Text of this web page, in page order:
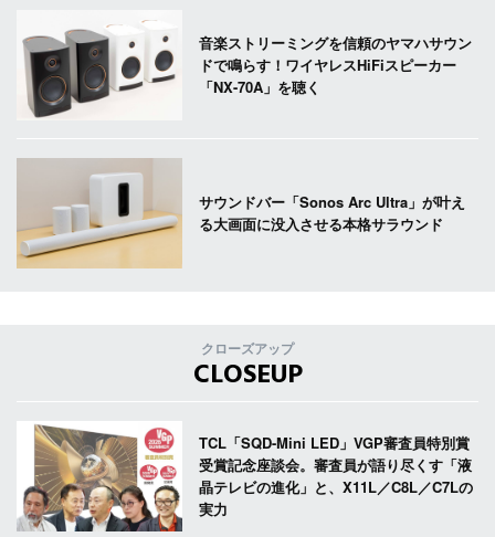
音楽ストリーミングを信頼のヤマハサウン
ドで鳴らす！ワイヤレスHiFiスピーカー
「NX-70A」を聴く
サウンドバー「Sonos Arc Ultra」が叶え
る大画面に没入させる本格サラウンド
クローズアップ
CLOSEUP
TCL「SQD-Mini LED」VGP審査員特別賞
受賞記念座談会。審査員が語り尽くす「液
晶テレビの進化」と、X11L／C8L／C7Lの
実力